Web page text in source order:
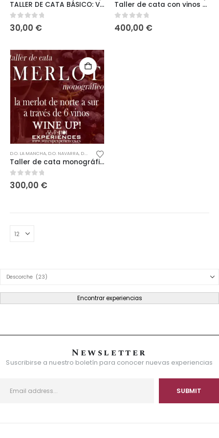
TALLER DE CATA BÁSICO: VINOS TINTOS
0out of 5
30,00 €
Taller de cata con vinos PREMIUM MERLOT
0out of 5
400,00 €
D.O. LA MANCHA, D.O. NAVARRA, D.O. PENEDÉS
Taller de cata monográfico variedad MERLOT
0out of 5
300,00 €
Product Category Dropdown
Encontrar experiencias
Newsletter
Suscribirse a nuestro boletín para conocer nuevas experiencias